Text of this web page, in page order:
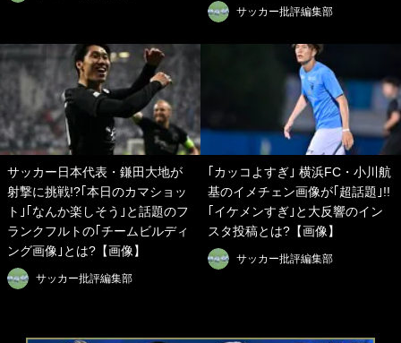
サッカー批評編集部
サッカー日本代表・鎌田大地が
射撃に挑戦!?｢本日のカマショッ
ト｣｢なんか楽しそう｣と話題のフ
ランクフルトの｢チームビルディ
ング画像｣とは?【画像】
サッカー批評編集部
｢カッコよすぎ｣ 横浜FC・小川航
基のイメチェン画像が｢超話題｣!!
｢イケメンすぎ｣と大反響のイン
スタ投稿とは?【画像】
サッカー批評編集部